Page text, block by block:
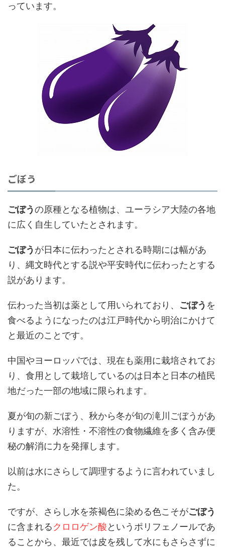
っています。
ごぼう
ごぼうの原種となる植物は、ユーラシア大陸の各地
に広く自生していたとされます。
ごぼう が日本に伝わったとされる時期には幅があ
り、縄文時代とする説や平安時代に伝わったとする
説があります。
伝わった当初は薬として用いられており、 ごぼう を
食べるようになったのは江戸時代から明治にかけて
と最近のことです。
中国やヨーロッパでは、現在も薬用に栽培されてお
り、食用として栽培しているのは日本と日本の植民
地だった一部の地域に限られます。
夏が旬の新ごぼう、秋から冬が旬の滝川ごぼうがあ
りますが、水溶性・不溶性の食物繊維を多く含み便
秘の解消に力を発揮します。
以前は水にさらして調理するように言われていまし
た。
ですが、さらし水を茶褐色に染める色こそがごぼう
に含まれるクロロゲン酸というポリフェノールであ
ることから、最近では皮を残して水にもさらさずに